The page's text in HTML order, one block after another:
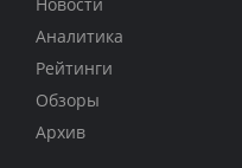
Аналитика
Рейтинги
Обзоры
Архив